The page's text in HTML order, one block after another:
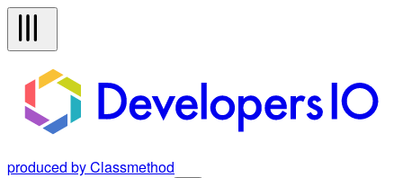
produced by Classmethod